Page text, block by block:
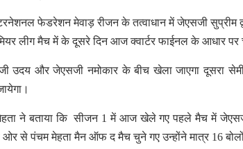
फेडरेशन मेवाड़ रीजन के तत्वाधान में जेएसजी सुप्रीम
लीग मैच में के दूसरे दिन आज क्वार्टर फाईनल के आधार पर
उदय और जेएसजी नमोकार के बीच खेला जाएगा दूसरा
ने बताया कि सीजन 1 में आज खेले गए पहले मैच में
से पंचम मेहता मैन ऑफ द मैच चुने गए उन्होंने मात्र 16